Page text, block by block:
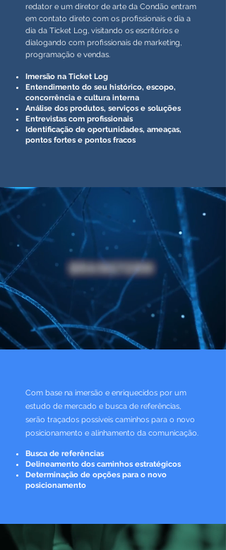
redator e um diretor de arte da Condão entram
em contato direto com os profissionais e dia a
dia da Ticket Log, visitando os escritórios e
dialogando com profissionais de marketing,
programação e vendas.
Imersão na Ticket Log
Entendimento do seu histórico, escopo,
concorrência e cultura interna
Análise dos produtos, serviços e soluções
Entrevistas com profissionais
Identificação de oportunidades, ameaças,
pontos fortes e pontos fracos
Com base na imersão e enriquecidos por um
estudo de mercado e busca de referências,
serão traçados possíveis caminhos para o novo
posicionamento e alinhamento da comunicação.
Busca de referências
Delineamento dos caminhos estratégicos
Determinação de opções para o novo
posicionamento